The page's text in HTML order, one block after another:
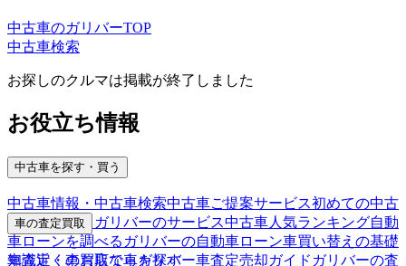
中古車のガリバーTOP
中古車検索
お探しのクルマは掲載が終了しました
お役立ち情報
中古車を探す・買う
中古車情報・中古車検索中古車ご提案サービス初めての中古
車購入ガイド
ガリバーのサービス中古車人気ランキング自動
車ローンを調べる ガリバーの自動車ローン車買い替えの基礎
知識近くのお店で車を探す
車の査定買取
車査定・車買取ならガリバー車査定売却ガイド ガリバーの査